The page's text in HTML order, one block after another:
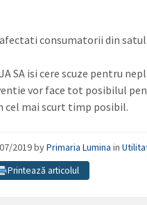
consumatorii din
SA isi cere scuze pentru
vor face tot posibilul
cel mai scurt timp posibil.
2019byPrimaria Lumina in
Printează articolul